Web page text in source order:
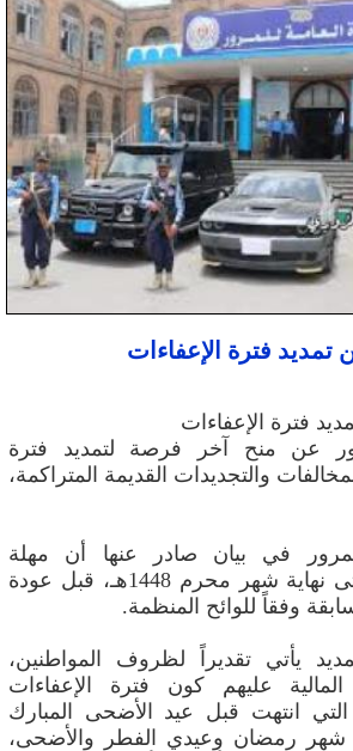
فترة الإعفاءات
فترة الإعفاءات
عن منح آخر فرصة لتمديد فترة
والتجديدات القديمة المتراكمة،
في بيان صادر عنها أن مهلة
التخفيض ستستمر حتى نهاية شهر محرم 1448هـ، قبل عودة
وفقاً للوائح المنظمة.
يأتي تقديراً لظروف المواطنين،
عليهم كون فترة الإعفاءات
التي انتهت قبل عيد الأضحى المبارك
رمضان وعيدي الفطر والأضحى،